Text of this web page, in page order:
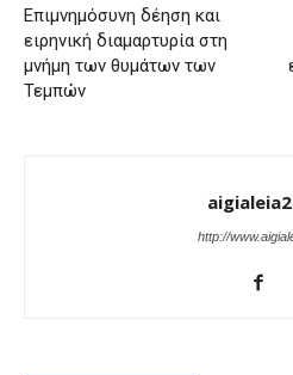
Επιμνημόσυνη δέηση και
ειρηνική διαμαρτυρία στη
μνήμη των θυμάτων των
Τεμπών
http://